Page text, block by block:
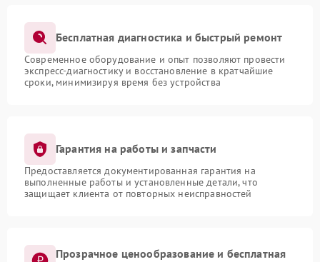
Бесплатная диагностика и быстрый ремонт
Современное оборудование и опыт позволяют провести
экспресс-диагностику и восстановление в кратчайшие
сроки, минимизируя время без устройства
Гарантия на работы и запчасти
Предоставляется документированная гарантия на
выполненные работы и установленные детали, что
защищает клиента от повторных неисправностей
Прозрачное ценообразование и бесплатная